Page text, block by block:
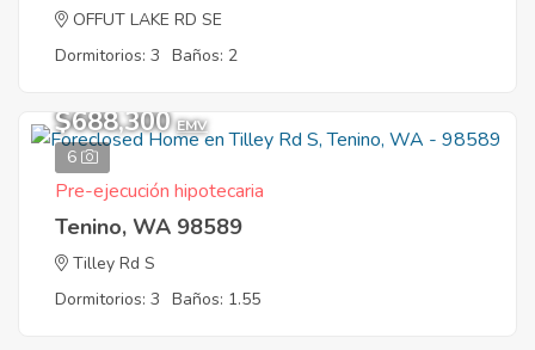
OFFUT LAKE RD SE
Dormitorios: 3 Baños: 2
6
$688,300 EMV
Pre-ejecución hipotecaria
Tenino, WA 98589
Tilley Rd S
Dormitorios: 3 Baños: 1.55